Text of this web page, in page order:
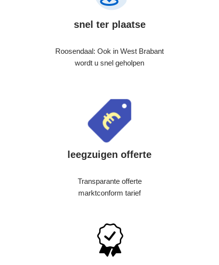
snel ter plaatse
Roosendaal: Ook in West Brabant
wordt u snel geholpen
leegzuigen offerte
Transparante offerte
marktconform tarief